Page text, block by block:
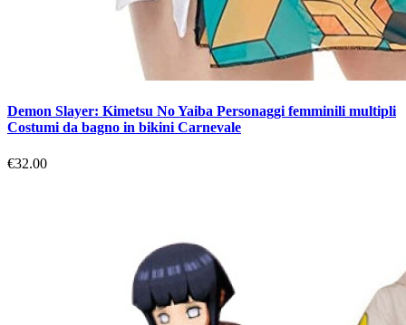
Demon Slayer: Kimetsu No Yaiba Personaggi femminili multipli
Costumi da bagno in bikini Carnevale
€32.00